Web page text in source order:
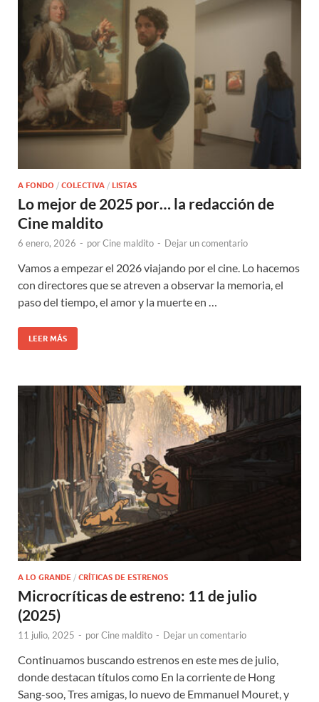
A FONDO / COLECTIVA / LISTAS
Lo mejor de 2025 por… la redacción de
Cine maldito
6 enero, 2026 - porCine maldito - Dejar un comentario
Vamos a empezar el 2026 viajando por el cine. Lo hacemos
con directores que se atreven a observar la memoria, el
paso del tiempo, el amor y la muerte en …
LEER MÁS
A LO GRANDE / CRÍTICAS DE ESTRENOS
Microcríticas de estreno: 11 de julio
(2025)
11 julio, 2025 - porCine maldito - Dejar un comentario
Continuamos buscando estrenos en este mes de julio,
donde destacan títulos como En la corriente de Hong
Sang-soo, Tres amigas, lo nuevo de Emmanuel Mouret, y